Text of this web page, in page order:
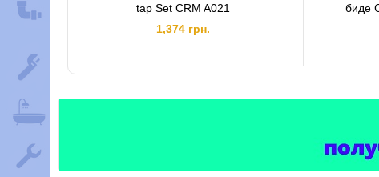
tap Set CRM A021
1,374 грн.
биде